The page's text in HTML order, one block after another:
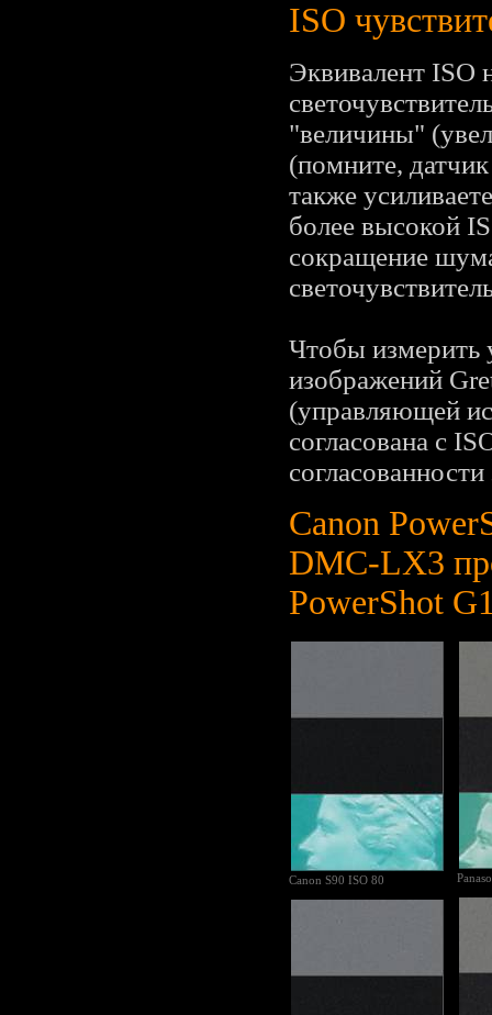
ISO
Эквивалент ISO
"величины"
(помните,
также
более высокой
сокращение
Чтобы измерить
изображений
(управляющей
согласована с
Canon
DMC-LX3
PowerShot
Canon S90 ISO 80